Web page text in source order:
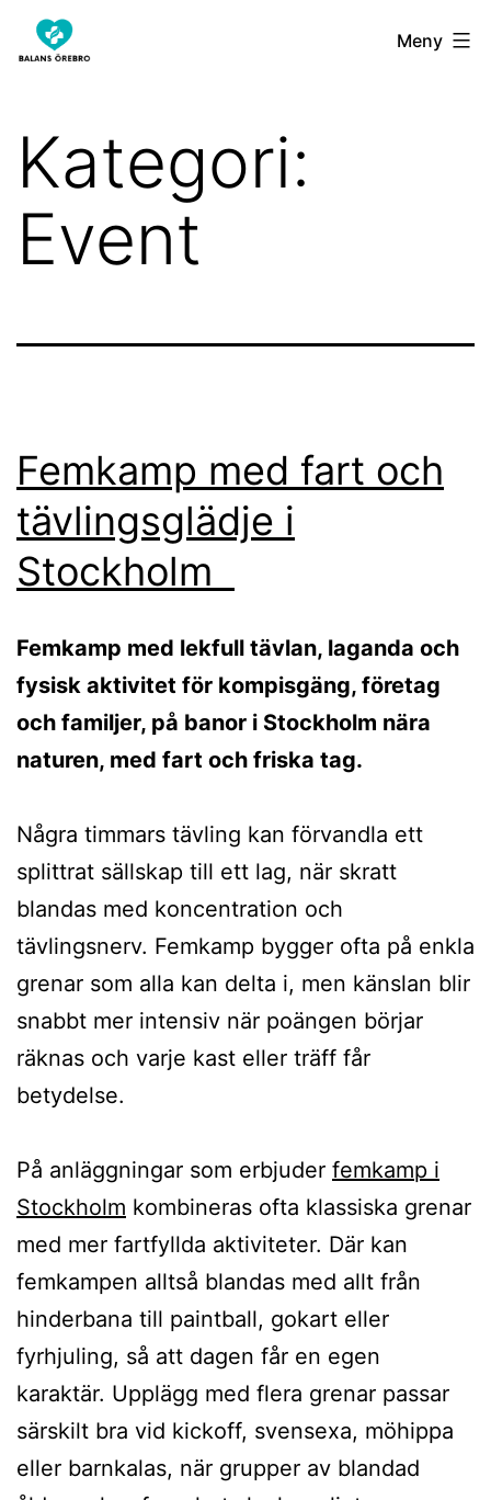
Hoppa
till balansorebro.se Meny
Kategori:
Event
Femkamp med fart och
tävlingsglädje i
Stockholm
Femkamp med lekfull tävlan, laganda och
fysisk aktivitet för kompisgäng, företag
och familjer, på banor i Stockholm nära
naturen, med fart och friska tag.
Några timmars tävling kan förvandla ett
splittrat sällskap till ett lag, när skratt
blandas med koncentration och
tävlingsnerv. Femkamp bygger ofta på enkla
grenar som alla kan delta i, men känslan blir
snabbt mer intensiv när poängen börjar
räknas och varje kast eller träff får
betydelse.
På anläggningar som erbjuder femkamp i
Stockholm kombineras ofta klassiska grenar
med mer fartfyllda aktiviteter. Där kan
femkampen alltså blandas med allt från
hinderbana till paintball, gokart eller
fyrhjuling, så att dagen får en egen
karaktär. Upplägg med flera grenar passar
särskilt bra vid kickoff, svensexa, möhippa
eller barnkalas, när grupper av blandad